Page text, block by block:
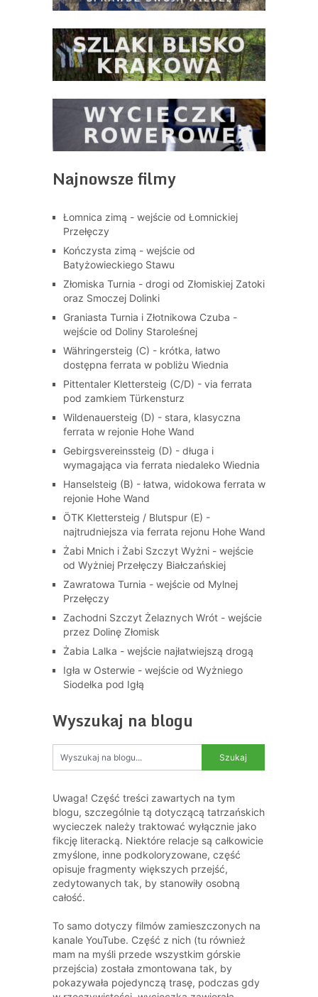
Najnowsze filmy
Łomnica zimą - wejście od Łomnickiej
Przełęczy
Kończysta zimą - wejście od
Batyżowieckiego Stawu
Złomiska Turnia - drogi od Złomiskiej Zatoki
oraz Smoczej Dolinki
Graniasta Turnia i Złotnikowa Czuba -
wejście od Doliny Staroleśnej
Währingersteig (C) - krótka, łatwo
dostępna ferrata w pobliżu Wiednia
Pittentaler Klettersteig (C/D) - via ferrata
pod zamkiem Türkensturz
Wildenauersteig (D) - stara, klasyczna
ferrata w rejonie Hohe Wand
Gebirgsvereinssteig (D) - długa i
wymagająca via ferrata niedaleko Wiednia
Hanselsteig (B) - łatwa, widokowa ferrata w
rejonie Hohe Wand
ÖTK Klettersteig / Blutspur (E) -
najtrudniejsza via ferrata rejonu Hohe Wand
Żabi Mnich i Żabi Szczyt Wyżni - wejście
od Wyżniej Przełęczy Białczańskiej
Zawratowa Turnia - wejście od Mylnej
Przełęczy
Zachodni Szczyt Żelaznych Wrót - wejście
przez Dolinę Złomisk
Żabia Lalka - wejście najłatwiejszą drogą
Igła w Osterwie - wejście od Wyżniego
Siodełka pod Igłą
Wyszukaj na blogu
Uwaga! Część treści zawartych na tym
blogu, szczególnie tą dotyczącą tatrzańskich
wycieczek należy traktować wyłącznie jako
fikcję literacką. Niektóre relacje są całkowicie
zmyślone, inne podkoloryzowane, część
opisuje fragmenty większych przejść,
zedytowanych tak, by stanowiły osobną
całość.
To samo dotyczy filmów zamieszczonych na
kanale YouTube. Część z nich (tu również
mam na myśli przede wszystkim górskie
przejścia) została zmontowana tak, by
pokazywała pojedynczą trasę, podczas gdy